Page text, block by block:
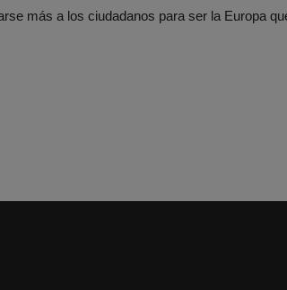
más a los ciudadanos para ser la Europa